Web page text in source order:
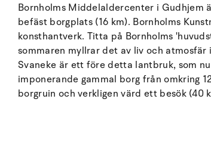
Bornholms Middelaldercenter i Gudhjem
befäst borgplats (16 km). Bornholms
konsthantverk. Titta på Bornholms
sommaren myllrar det av liv och
Svaneke är ett före detta lantbruk, som
imponerande gammal borg från omkring
borgruin och verkligen värd ett besök (40